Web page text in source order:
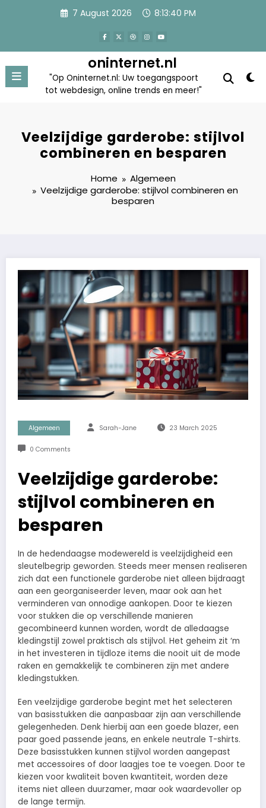
7 August 2026 8:13:41 PM
oninternet.nl
"Op Oninternet.nl: Uw toegangspoort
tot webdesign, online trends en meer!"
Veelzijdige garderobe: stijlvol
combineren en besparen
Home
Algemeen
Veelzijdige garderobe: stijlvol combineren en
besparen
Algemeen Sarah-Jane 23 March 2025
0 Comments
Veelzijdige garderobe:
stijlvol combineren en
besparen
In de hedendaagse modewereld is veelzijdigheid een
sleutelbegrip geworden. Steeds meer mensen realiseren
zich dat een functionele garderobe niet alleen bijdraagt
aan een georganiseerder leven, maar ook aan het
verminderen van onnodige aankopen. Door te kiezen
voor stukken die op verschillende manieren
gecombineerd kunnen worden, wordt de alledaagse
kledingstijl zowel praktisch als stijlvol. Het geheim zit ‘m
in het investeren in tijdloze items die nooit uit de mode
raken en gemakkelijk te combineren zijn met andere
kledingstukken.
Een veelzijdige garderobe begint met het selecteren
van basisstukken die aanpasbaar zijn aan verschillende
gelegenheden. Denk hierbij aan een goede blazer, een
paar goed passende jeans, en enkele neutrale T-shirts.
Deze basisstukken kunnen stijlvol worden aangepast
met accessoires of door laagjes toe te voegen. Door te
kiezen voor kwaliteit boven kwantiteit, worden deze
items niet alleen duurzamer, maar ook waardevoller op
de lange termijn.